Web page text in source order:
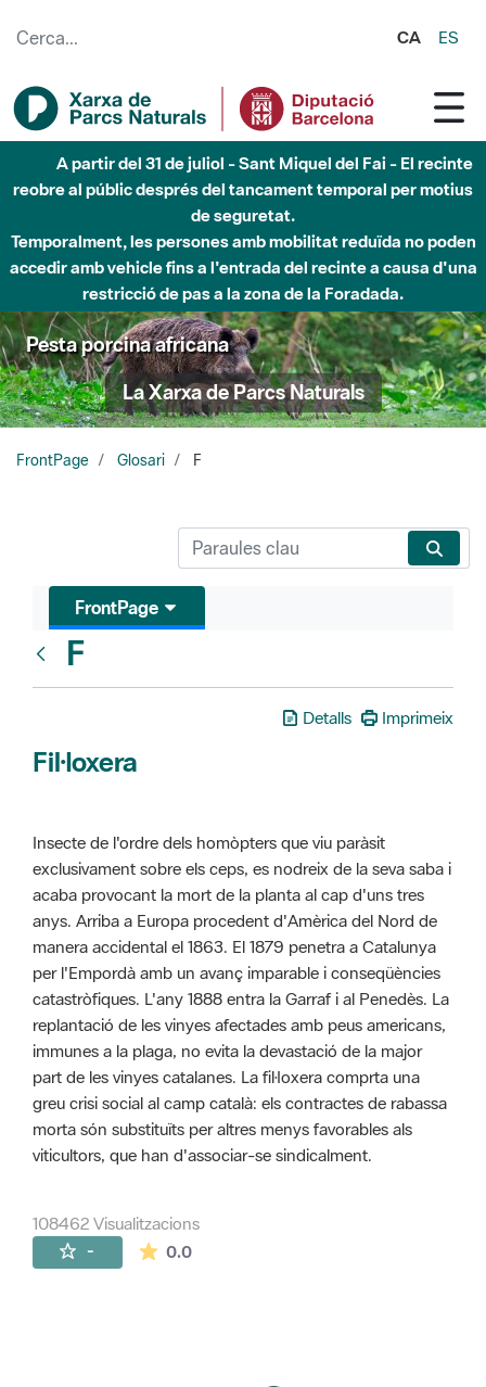
CA ES
A partir del 31 de juliol - Sant Miquel del Fai - El recinte
reobre al públic després del tancament temporal per motius
de seguretat.
Temporalment, les persones amb mobilitat reduïda no poden
accedir amb vehicle fins a l'entrada del recinte a causa d'una
restricció de pas a la zona de la Foradada.
Pesta porcina africana
La Xarxa de Parcs Naturals
FrontPage Glosari F
FrontPage
F
Detalls Imprimeix
Fil·loxera
Insecte de l'ordre dels homòpters que viu paràsit
exclusivament sobre els ceps, es nodreix de la seva saba i
acaba provocant la mort de la planta al cap d'uns tres
anys. Arriba a Europa procedent d'Amèrica del Nord de
manera accidental el 1863. El 1879 penetra a Catalunya
per l'Empordà amb un avanç imparable i conseqüències
catastròfiques. L'any 1888 entra la Garraf i al Penedès. La
replantació de les vinyes afectades amb peus americans,
immunes a la plaga, no evita la devastació de la major
part de les vinyes catalanes. La fil·loxera comprta una
greu crisi social al camp català: els contractes de rabassa
morta són substituïts per altres menys favorables als
viticultors, que han d'associar-se sindicalment.
108462 Visualitzacions
- 0.0La mitjana de les valoracions és de 0